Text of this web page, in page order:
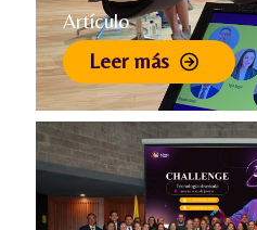
Artículo
Leer más